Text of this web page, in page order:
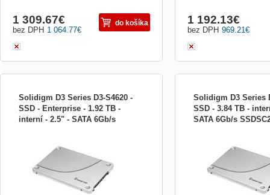
1 064.77€
bez DPH
1 309.67€ do košíka
969.21€
bez DPH
1 192.13€
Solidigm D3 Series D3-S4620 -
SSD - Enterprise - 1.92 TB -
interní - 2.5" - SATA 6Gb/s
interní - 2.5&quot; - SATA 6Gb/s
Solidigm D3 Series
SSD - 3.84 TB -
SATA 6Gb/s